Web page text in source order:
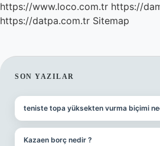
https://www.loco.com.tr https://
https://datpa.com.tr Sitemap
SIDEBAR
SON YAZILAR
teniste topa yüksekten vurma biçimi
Kazaen borç nedir ?